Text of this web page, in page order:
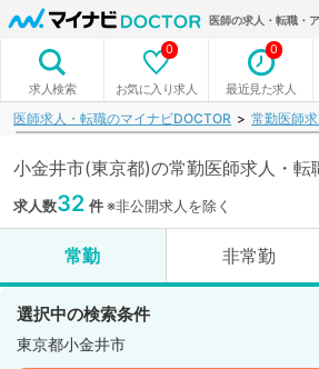
医師の求人・転職・
求人検索 お気に入り求人
0
最近見た求人
0
医師求人・転職のマイナビDOCTOR 常勤医師求
小金井市(東京都)の常勤医師求人・転
求人数32 件※非公開求人を除く
常勤 非常勤
選択中の検索条件
東京都小金井市